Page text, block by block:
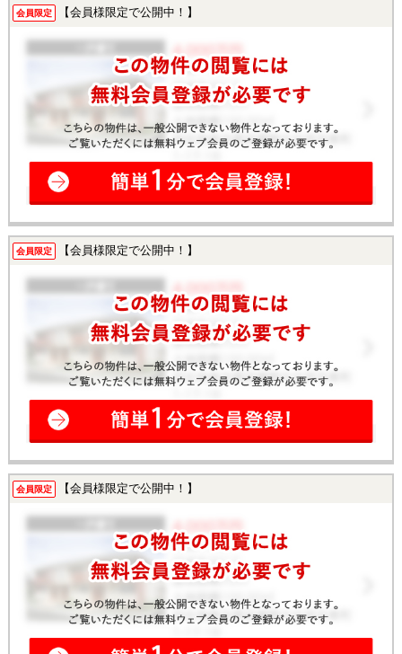
会員限定 【会員様限定で公開中！】
会員限定 【会員様限定で公開中！】
会員限定 【会員様限定で公開中！】